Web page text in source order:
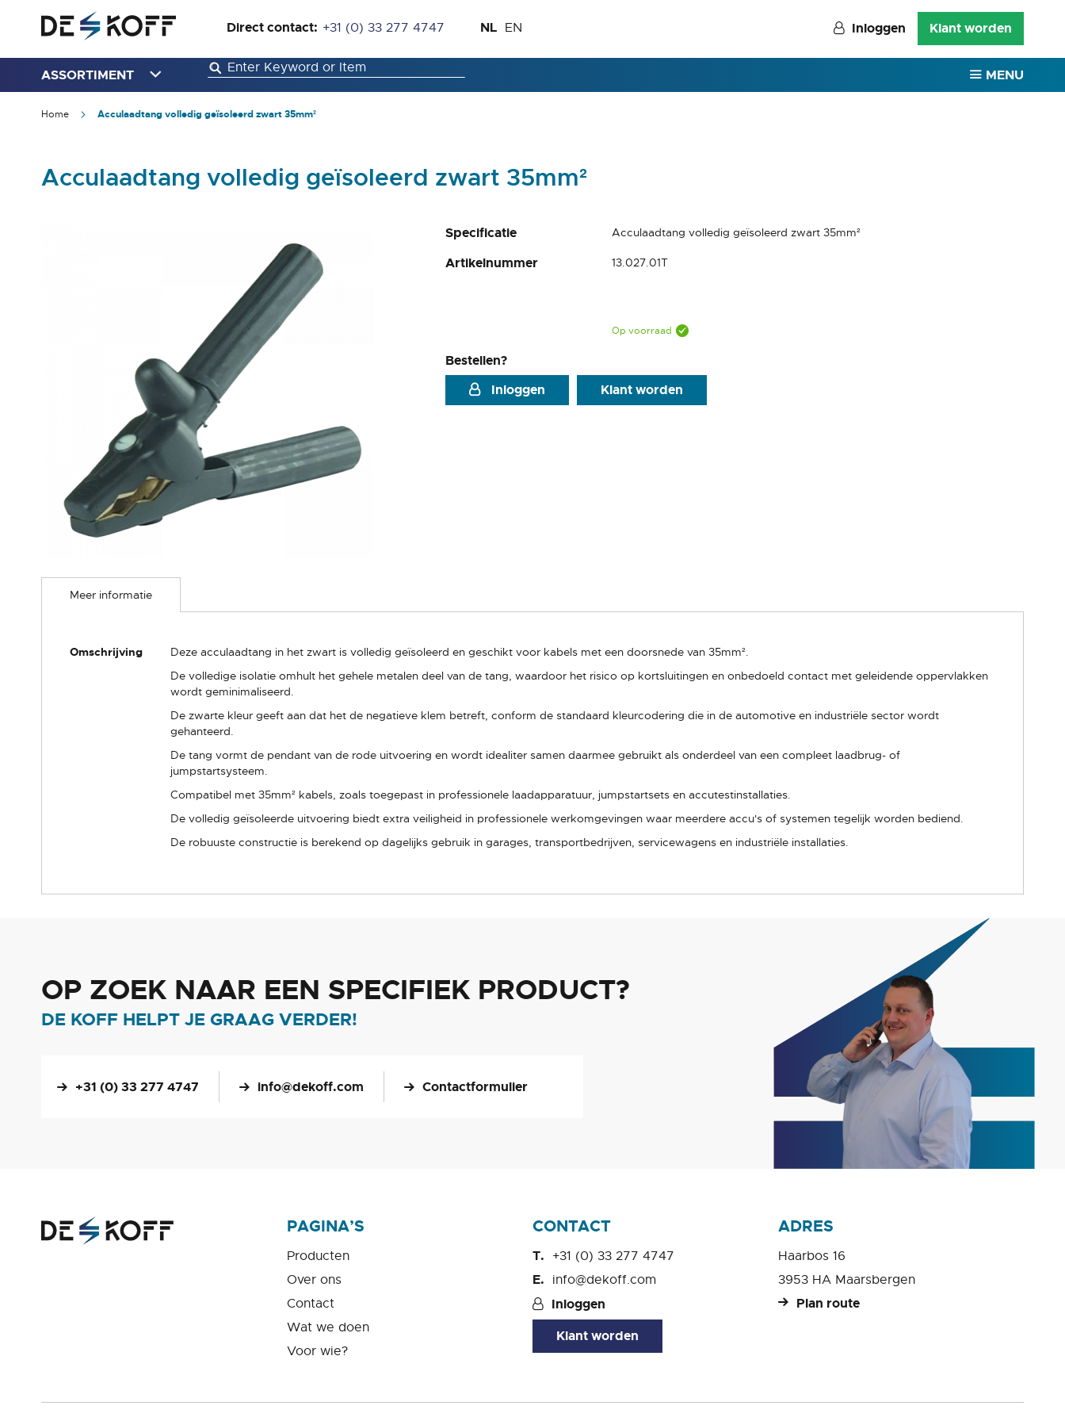
Direct contact: +31 (0) 33 277 4747
de
inhoud
Taal
NL EN Inloggen Klant worden
ASSORTIMENT MENU
Home Acculaadtang volledig geïsoleerd zwart 35mm²
Acculaadtang volledig geïsoleerd zwart 35mm²
Specificatie Acculaadtang volledig geïsoleerd zwart 35mm²
Artikelnummer 13.027.01T
Op voorraad
Bestellen?
Inloggen
Klant worden
naar
afbeeldingen-
Meer informatie
Meer
informatie
Omschrijving
Deze acculaadtang in het zwart is volledig geïsoleerd en geschikt voor kabels met een doorsnede van 35mm².
De volledige isolatie omhult het gehele metalen deel van de tang, waardoor het risico op kortsluitingen en onbedoeld contact met geleidende oppervlakken
wordt geminimaliseerd.
De zwarte kleur geeft aan dat het de negatieve klem betreft, conform de standaard kleurcodering die in de automotive en industriële sector wordt
gehanteerd.
De tang vormt de pendant van de rode uitvoering en wordt idealiter samen daarmee gebruikt als onderdeel van een compleet laadbrug- of
jumpstartsysteem.
Compatibel met 35mm² kabels, zoals toegepast in professionele laadapparatuur, jumpstartsets en accutestinstallaties.
De volledig geïsoleerde uitvoering biedt extra veiligheid in professionele werkomgevingen waar meerdere accu's of systemen tegelijk worden bediend.
De robuuste constructie is berekend op dagelijks gebruik in garages, transportbedrijven, servicewagens en industriële installaties.
OP ZOEK NAAR EEN SPECIFIEK PRODUCT?
DE KOFF HELPT JE GRAAG VERDER!
+31 (0) 33 277 4747 info@dekoff.com Contactformulier
PAGINA’S
Producten
Over ons
Contact
Wat we doen
Voor wie?
CONTACT
+31 (0) 33 277 4747
info@dekoff.com
Inloggen
Klant worden
ADRES
Haarbos 16
3953 HA Maarsbergen
Plan route